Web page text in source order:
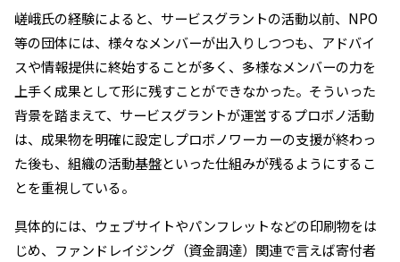
嵯峨氏の経験によると、サービスグラントの活動以前、NPO
等の団体には、様々なメンバーが出入りしつつも、アドバイ
スや情報提供に終始することが多く、多様なメンバーの力を
上手く成果として形に残すことができなかった。そういった
背景を踏まえて、サービスグラントが運営するプロボノ活動
は、成果物を明確に設定しプロボノワーカーの支援が終わっ
た後も、組織の活動基盤といった仕組みが残るようにするこ
とを重視している。
具体的には、ウェブサイトやパンフレットなどの印刷物をは
じめ、ファンドレイジング（資金調達）関連で言えば寄付者